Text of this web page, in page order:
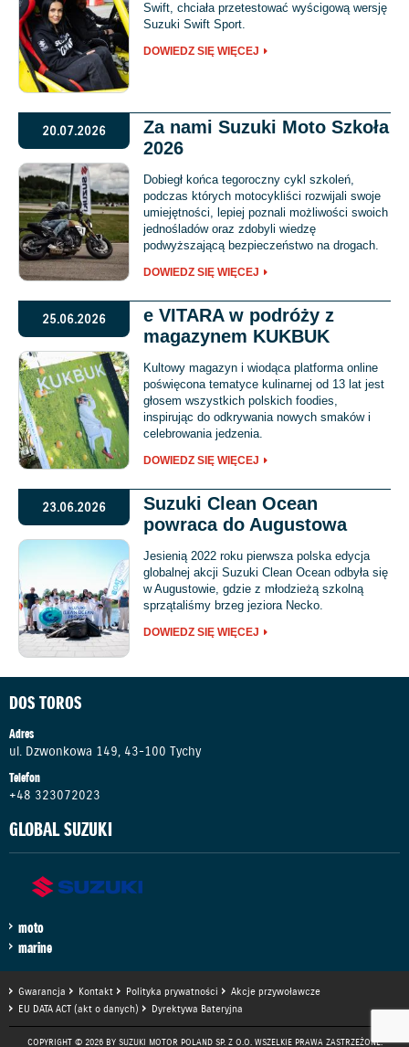
Swift, chciała przetestować wyścigową wersję
Suzuki Swift Sport.
DOWIEDZ SIĘ WIĘCEJ
20.07.2026
Za nami Suzuki Moto Szkoła
2026
Dobiegł końca tegoroczny cykl szkoleń,
podczas których motocykliści rozwijali swoje
umiejętności, lepiej poznali możliwości swoich
jednośladów oraz zdobyli wiedzę
podwyższającą bezpieczeństwo na drogach.
DOWIEDZ SIĘ WIĘCEJ
25.06.2026
e VITARA w podróży z
magazynem KUKBUK
Kultowy magazyn i wiodąca platforma online
poświęcona tematyce kulinarnej od 13 lat jest
głosem wszystkich polskich foodies,
inspirując do odkrywania nowych smaków i
celebrowania jedzenia.
DOWIEDZ SIĘ WIĘCEJ
23.06.2026
Suzuki Clean Ocean
powraca do Augustowa
Jesienią 2022 roku pierwsza polska edycja
globalnej akcji Suzuki Clean Ocean odbyła się
w Augustowie, gdzie z młodzieżą szkolną
sprzątaliśmy brzeg jeziora Necko.
DOWIEDZ SIĘ WIĘCEJ
DOS TOROS
Adres
ul. Dzwonkowa 149, 43-100 Tychy
Telefon
+48 323072023
GLOBAL SUZUKI
moto
marine
Gwarancja Kontakt Polityka prywatności
Akcje przywoławcze
EU DATA ACT (akt o danych)
Dyrektywa Bateryjna
COPYRIGHT © 2026 BY SUZUKI MOTOR POLAND SP. Z O.O. WSZELKIE PRAWA ZASTRZEŻONE.